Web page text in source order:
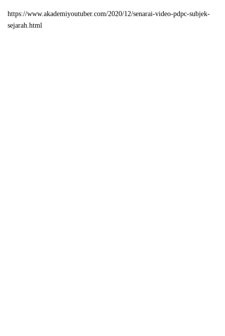
https://www.akademiyoutuber.com/2020/12/senarai-video-pdpc-subjek-
sejarah.html